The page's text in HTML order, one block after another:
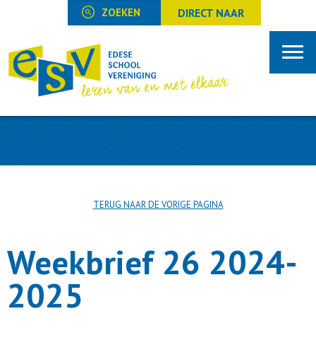
DIRECT NAAR
TERUG NAAR DE VORIGE PAGINA
Weekbrief 26 2024-
2025